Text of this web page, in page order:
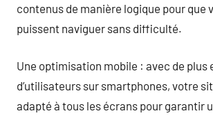
contenus de manière logique pour que
puissent naviguer sans difficulté.
Une optimisation mobile : avec de plus
d’utilisateurs sur smartphones, votre
adapté à tous les écrans pour garantir